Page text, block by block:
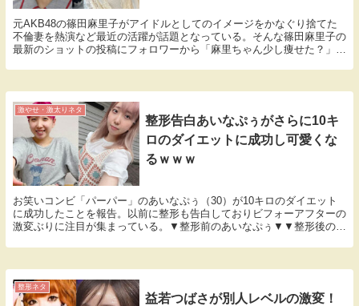
元AKB48の篠田麻里子がアイドルとしてのイメージをかなぐり捨てた
不倫妻を熱演など最近の活躍が話題となっている。そんな篠田麻里子の
最新のショットの投稿にフォロワーから「麻里ちゃん少し痩せた？」と
激やせ・激太りネタ
整形告白あいなぷぅがさらに10キ
ロのダイエットに成功し可愛くな
るｗｗｗ
お笑いコンビ「パーパー」のあいなぷぅ（30）が10キロのダイエット
に成功したことを報告。以前に整形も告白しておりビフォーアフターの
激変ぶりに注目が集まっている。▼整形前のあいなぷぅ▼▼整形後のあ
整形ネタ
益若つばさが別人レベルの激変！